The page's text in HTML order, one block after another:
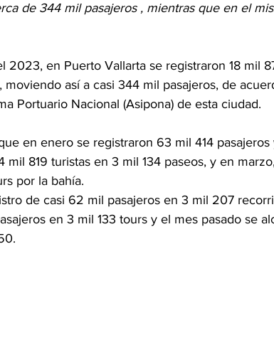
de 344 mil pasajeros , mientras que en el
2023, en Puerto Vallarta se registraron 18 mil
moviendo así a casi 344 mil pasajeros, de
Portuario Nacional (Asipona) de esta ciudad.
en enero se registraron 63 mil 414
819 turistas en 3 mil 134 paseos, y en
por la bahía.
de casi 62 mil pasajeros en 3 mil 207
en 3 mil 133 tours y el mes pasado se